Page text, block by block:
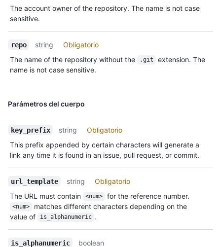
The account owner of the repository. The name is not case
sensitive.
repo string
Obligatorio
The name of the repository without the
.git
extension. The
name is not case sensitive.
Parámetros del cuerpo
key_prefix string
Obligatorio
This prefix appended by certain characters will generate a
link any time it is found in an issue, pull request, or commit.
url_template string
Obligatorio
The URL must contain
<num> for the reference number.
<num>
matches different characters depending on the
value of
is_alphanumeric .
is_alphanumeric
boolean